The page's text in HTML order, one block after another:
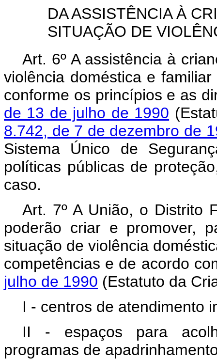
DA ASSISTÊNCIA À
SITUAÇÃO DE
Art. 6º A assistência à
violência doméstica e
conforme os princípios e as
de 13 de julho de 1990
8.742, de 7 de dezembro de
Sistema Único de
políticas públicas de
caso.
Art. 7º A União, o Distrito
poderão criar e promover,
situação de violência
competências e de acordo
julho de 1990 (Estatuto da
I - centros de atendimento
II - espaços para
programas de